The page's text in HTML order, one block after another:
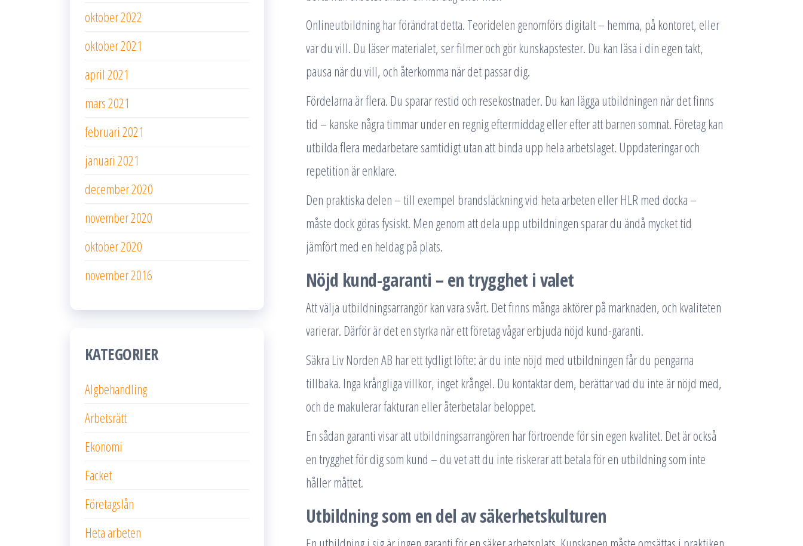
Onlineutbildning har förändrat detta. Teoridelen genomförs digitalt – hemma, på kontoret, eller
var du vill. Du läser materialet, ser filmer och gör kunskapstester. Du kan läsa i din egen takt,
pausa när du vill, och återkomma när det passar dig.
Fördelarna är flera. Du sparar restid och resekostnader. Du kan lägga utbildningen när det finns
tid – kanske några timmar under en regnig eftermiddag eller efter att barnen somnat. Företag kan
utbilda flera medarbetare samtidigt utan att binda upp hela arbetslaget. Uppdateringar och
repetition är enklare.
Den praktiska delen – till exempel brandsläckning vid heta arbeten eller HLR med docka –
måste dock göras fysiskt. Men genom att dela upp utbildningen sparar du ändå mycket tid
jämfört med en heldag på plats.
Nöjd kund-garanti – en trygghet i valet
Att välja utbildningsarrangör kan vara svårt. Det finns många aktörer på marknaden, och kvaliteten
varierar. Därför är det en styrka när ett företag vågar erbjuda nöjd kund-garanti.
Säkra Liv Norden AB har ett tydligt löfte: är du inte nöjd med utbildningen får du pengarna
tillbaka. Inga krångliga villkor, inget krångel. Du kontaktar dem, berättar vad du inte är nöjd med,
och de makulerar fakturan eller återbetalar beloppet.
En sådan garanti visar att utbildningsarrangören har förtroende för sin egen kvalitet. Det är också
en trygghet för dig som kund – du vet att du inte riskerar att betala för en utbildning som inte
håller måttet.
Utbildning som en del av säkerhetskulturen
oktober 2022
oktober 2021
april 2021
mars 2021
februari 2021
januari 2021
december 2020
november 2020
oktober 2020
november 2016
KATEGORIER
Algbehandling
Arbetsrätt
Ekonomi
Facket
Företagslån
Heta arbeten